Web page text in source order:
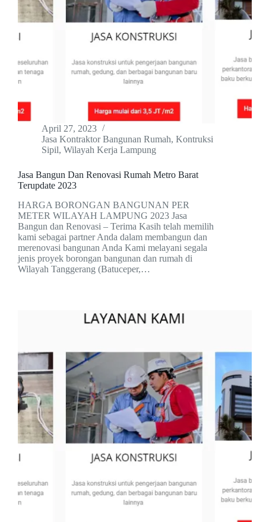
April 27, 2023
Jasa Kontraktor Bangunan Rumah, Kontruksi
Sipil, Wilayah Kerja Lampung
Jasa Bangun Dan Renovasi Rumah Metro Barat
Terupdate 2023
HARGA BORONGAN BANGUNAN PER
METER WILAYAH LAMPUNG 2023 Jasa
Bangun dan Renovasi – Terima Kasih telah memilih
kami sebagai partner Anda dalam membangun dan
merenovasi bangunan Anda Kami melayani segala
jenis proyek borongan bangunan dan rumah di
Wilayah Tanggerang (Batuceper,…